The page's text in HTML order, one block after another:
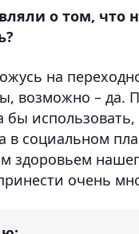
о том, что
на
возможно – да.
бы
в социальном
здоровьем
очень